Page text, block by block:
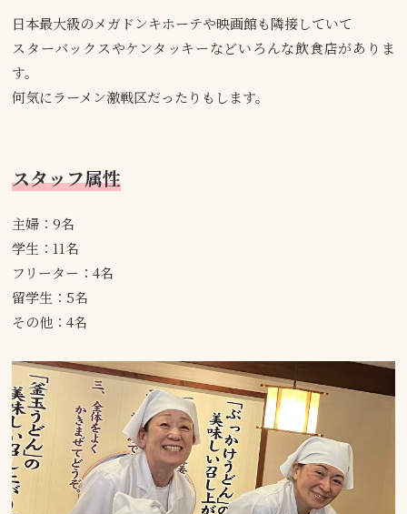
日本最大級のメガドンキホーテや映画館も隣接していて
スターバックスやケンタッキーなどいろんな飲食店がありま
す。
何気にラーメン激戦区だったりもします。
スタッフ属性
主婦：9名
学生：11名
フリーター：4名
留学生：5名
その他：4名